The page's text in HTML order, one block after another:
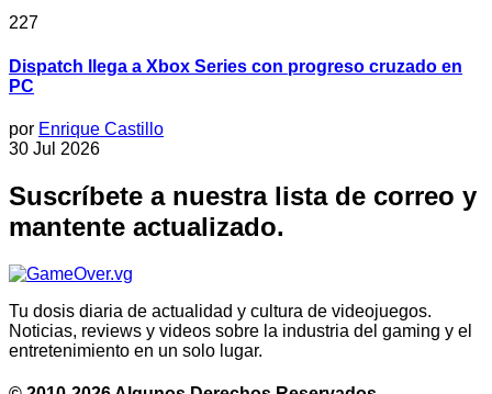
227
Dispatch llega a Xbox Series con progreso cruzado en
PC
por Enrique Castillo
30 Jul 2026
Suscríbete a nuestra lista de correo y
mantente actualizado.
Tu dosis diaria de actualidad y cultura de videojuegos.
Noticias, reviews y videos sobre la industria del gaming y el
entretenimiento en un solo lugar.